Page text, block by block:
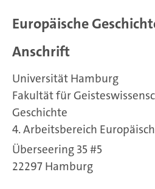
Europäische
Anschrift
Universität Hamburg
Fakultät für
Geschichte
4. Arbeitsbereich
Überseering 35 #5
22297 Hamburg